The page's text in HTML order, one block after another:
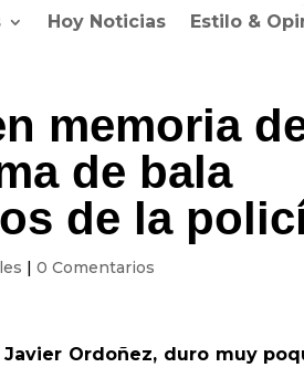
Hoy Noticias Estilo &
memoria
de bala
de la
|0 Comentarios
Ordoñez, duro muy